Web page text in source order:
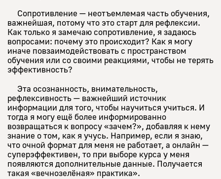
Сопротивление — неотъемлемая часть обучения,
важнейшая, потому что это старт для рефлексии.
Как только я замечаю сопротивление, я задаюсь
вопросами: почему это происходит? Как я могу
иначе повзаимодействовать с пространством
обучения или со своими реакциями, чтобы не терять
эффективность?
Эта осознанность, внимательность,
рефлексивность — важнейший источник
информации для того, чтобы научиться учиться. И
тогда я могу ещё более информированно
возвращаться к вопросу «зачем?», добавляя к нему
знание о том, как я учусь. Например, если я знаю,
что очной формат для меня не работает, а онлайн —
суперэффективен, то при выборе курса у меня
появляются дополнительные данные. Получается
такая «вечнозелёная» практика».